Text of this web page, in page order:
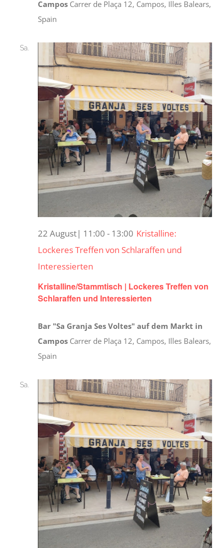
Campos Carrer de Plaça 12, Campos, Illes Balears,
Spain
Sa.
Kristalline/Stammtisch | Lockeres Treffen von
Schlaraffen und Interessierten
22 August| 11:00 - 13:00 Kristalline:
Lockeres Treffen von Schlaraffen und
Interessierten
Bar "Sa Granja Ses Voltes" auf dem Markt in
Campos Carrer de Plaça 12, Campos, Illes Balears,
Spain
Sa.